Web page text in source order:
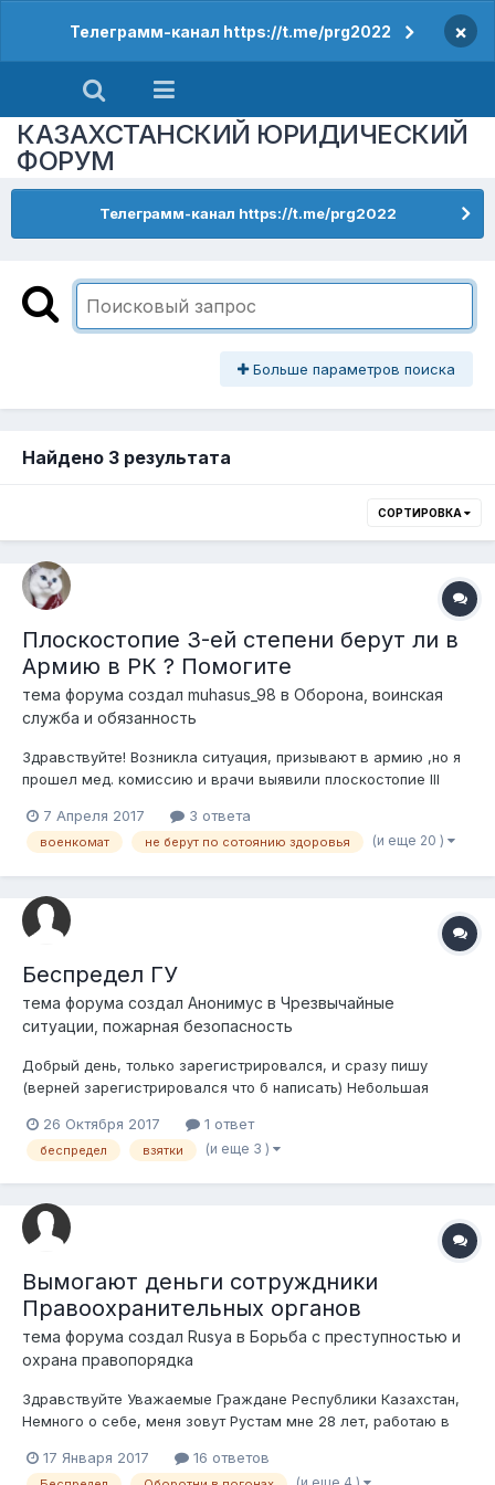
Телеграмм-канал https://t.me/prg2022 ×
КАЗАХСТАНСКИЙ ЮРИДИЧЕСКИЙ
ФОРУМ
Телеграмм-канал https://t.me/prg2022
Больше параметров поиска
Найдено 3 результата
СОРТИРОВКА
Плоскостопие 3-ей степени берут ли в
Армию в РК ? Помогите
тема форума создал muhasus_98 в Оборона, воинская
служба и обязанность
Здравствуйте! Возникла ситуация, призывают в армию ,но я
прошел мед. комиссию и врачи выявили плоскостопие III
плоскостопия ,я подлежу освобождению от призыва на
военную службу . Категория годности "В" - ограниченно
7 Апреля 2017 3 ответа
военкомат не берут по сотоянию здоровья (и еще 20 )
Беспредел ГУ
тема форума создал Анонимус в Чрезвычайные
ситуации, пожарная безопасность
Добрый день, только зарегистрировался, и сразу пишу
(верней зарегистрировался что б написать) Небольшая
деревню по работе, хороший знакомый выйграл лот на
поставку компьютеров, меня позвал помочь установить,
26 Октября 2017 1 ответ
беспредел взятки (и еще 3 )
Вымогают деньги сотруждники
Правоохранительных органов
тема форума создал Rusya в Борьба с преступностью и
охрана правопорядка
Здравствуйте Уважаемые Граждане Республики Казахстан,
Немного о себе, меня зовут Рустам мне 28 лет, работаю в
позиционировался как законопослушный гражданин (не
17 Января 2017 16 ответов